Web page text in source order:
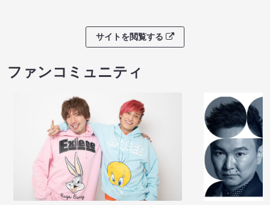
サイトを閲覧する
ファンコミュニティ